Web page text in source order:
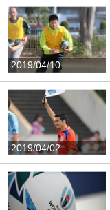
2019/04/10
2019/04/02